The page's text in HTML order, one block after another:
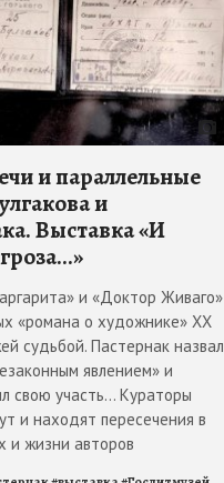
и параллельные
и
Выставка «И
и «Доктор Живаго»
«романа о художнике» ХХ
судьбой. Пастернак назвал
явлением» и
свою участь... Кураторы
и находят пересечения в
и жизни авторов